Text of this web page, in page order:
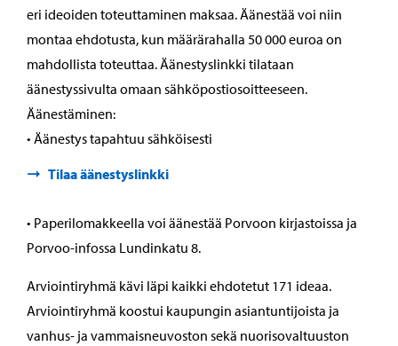
eri ideoiden toteuttaminen maksaa. Äänestää voi niin
montaa ehdotusta, kun määrärahalla 50 000 euroa on
mahdollista toteuttaa. Äänestyslinkki tilataan
äänestyssivulta omaan sähköpostiosoitteeseen.
Äänestäminen:
• Äänestys tapahtuu sähköisesti
Tilaa äänestyslinkki
• Paperilomakkeella voi äänestää Porvoon kirjastoissa ja
Porvoo-infossa Lundinkatu 8.
Arviointiryhmä kävi läpi kaikki ehdotetut 171 ideaa.
Arviointiryhmä koostui kaupungin asiantuntijoista ja
vanhus- ja vammaisneuvoston sekä nuorisovaltuuston